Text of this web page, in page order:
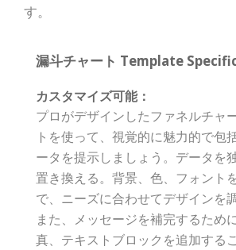
す。
漏斗チャート Template
カスタマイズ可能：
プロがデザインしたファネルチャ
トを使って、視覚的に魅力的で包
ータを提示しましょう。データを
置き換える。背景、色、フォント
で、ニーズに合わせてデザインを
また、メッセージを補完するため
真、テキストブロックを追加する